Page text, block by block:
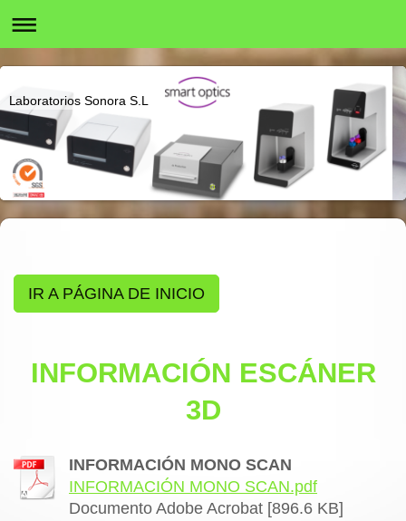
Laboratorios Sonora S.L
IR A PÁGINA DE INICIO
INFORMACIÓN ESCÁNER
3D
INFORMACIÓN MONO SCAN
INFORMACIÓN MONO SCAN.pdf
Documento Adobe Acrobat [896.6 KB]